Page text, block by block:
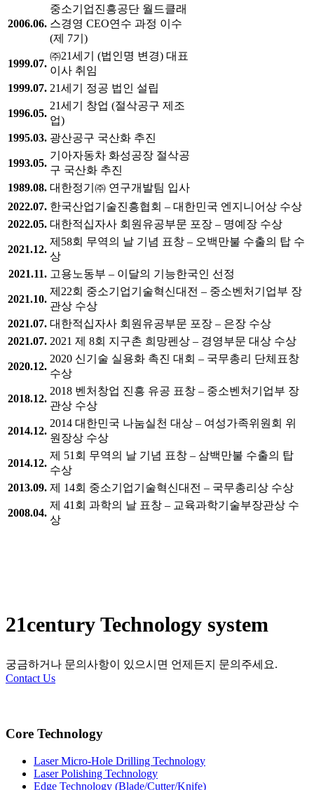
2006.06.
중소기업진흥공단 월드클래
스경영 CEO연수 과정 이수
(제 7기)
1999.07.
㈜21세기 (법인명 변경) 대표
이사 취임
1999.07. 21세기 정공 법인 설립
1996.05.
21세기 창업 (절삭공구 제조
업)
1995.03. 광산공구 국산화 추진
1993.05.
기아자동차 화성공장 절삭공
구 국산화 추진
1989.08. 대한정기㈜ 연구개발팀 입사
2022.07. 한국산업기술진흥협회 – 대한민국 엔지니어상 수상
2022.05. 대한적십자사 회원유공부문 포장 – 명예장 수상
2021.12.
제58회 무역의 날 기념 표창 – 오백만불 수출의 탑 수
상
2021.11. 고용노동부 – 이달의 기능한국인 선정
2021.10.
제22회 중소기업기술혁신대전 – 중소벤처기업부 장
관상 수상
2021.07. 대한적십자사 회원유공부문 포장 – 은장 수상
2021.07. 2021 제 8회 지구촌 희망펜상 – 경영부문 대상 수상
2020.12.
2020 신기술 실용화 촉진 대회 – 국무총리 단체표창
수상
2018.12.
2018 벤처창업 진흥 유공 표창 – 중소벤처기업부 장
관상 수상
2014.12.
2014 대한민국 나눔실천 대상 – 여성가족위원회 위
원장상 수상
2014.12.
제 51회 무역의 날 기념 표창 – 삼백만불 수출의 탑
수상
2013.09. 제 14회 중소기업기술혁신대전 – 국무총리상 수상
2008.04.
제 41회 과학의 날 표창 – 교육과학기술부장관상 수
상
21century Technology system
궁금하거나 문의사항이 있으시면 언제든지 문의주세요.
Contact Us
Core Technology
Laser Micro-Hole Drilling Technology
Laser Polishing Technology
Edge Technology (Blade/Cutter/Knife)